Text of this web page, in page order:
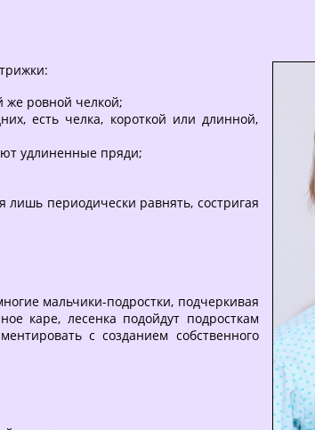
же ровной челкой;
есть челка, короткой или длинной,
удлиненные пряди;
периодически равнять, состригая
мальчики-подростки, подчеркивая
каре, лесенка подойдут подросткам
с созданием собственного